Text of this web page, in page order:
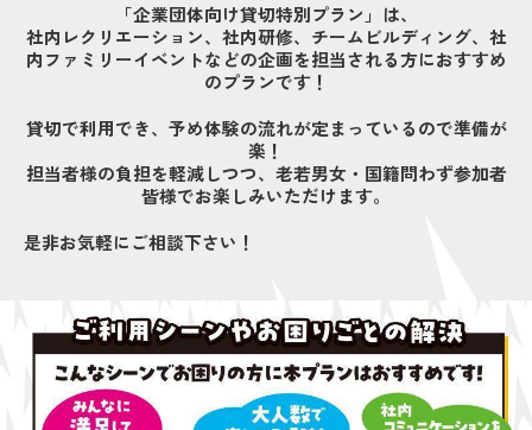
「企業団体向け貸切特別プラン」は、
社内レクリエーション、社内研修、チームビルディング、社
内ファミリーイベントなどの企画を担当される方におすすめ
のプランです！
貸切で利用でき、予め体験の流れが定まっているので準備が
楽！
担当者様の負担を軽減しつつ、老若男女・国籍問わず参加者
皆様でお楽しみいただけます。
是非お気軽にご相談下さい！